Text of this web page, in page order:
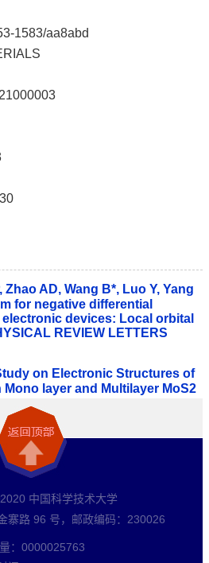
1583/aa8abd
Zhao AD, Wang B*, Luo Y, Yang
for negative differential
devices: Local orbital
REVIEW LETTERS
on Electronic Structures of
layer and Multilayer MoS2
中国科学技术大学
寨路 96 号，邮政编码：230026
： 0000025763